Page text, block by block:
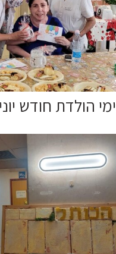
ימי הולדת חודש